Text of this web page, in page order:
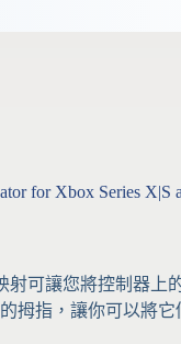
for Xbox Series X|S
可讓您將控制器上
拇指，讓你可以將